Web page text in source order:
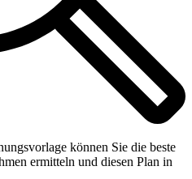
können Sie die beste
ermitteln und diesen Plan in